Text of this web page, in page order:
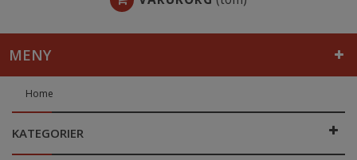
MENY
Home
KATEGORIER